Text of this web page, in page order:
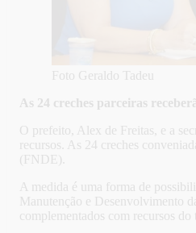
Foto Geraldo Tadeu
As 24 creches parceiras
O prefeito, Alex de Freitas, e a
recursos. As 24 creches
(FNDE).
A medida é uma forma de
Manutenção e Desenvolvimento
complementados com recursos do